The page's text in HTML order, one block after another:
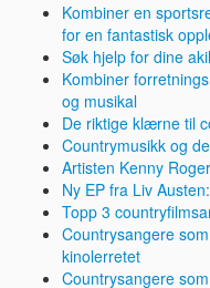
Kombiner en
for en fantastisk
Søk hjelp for dine
Kombiner
og musikal
De riktige klærne til
Countrymusikk og
Artisten Kenny
Ny EP fra Liv
Topp 3
Countrysangere
kinolerretet
Countrysangere